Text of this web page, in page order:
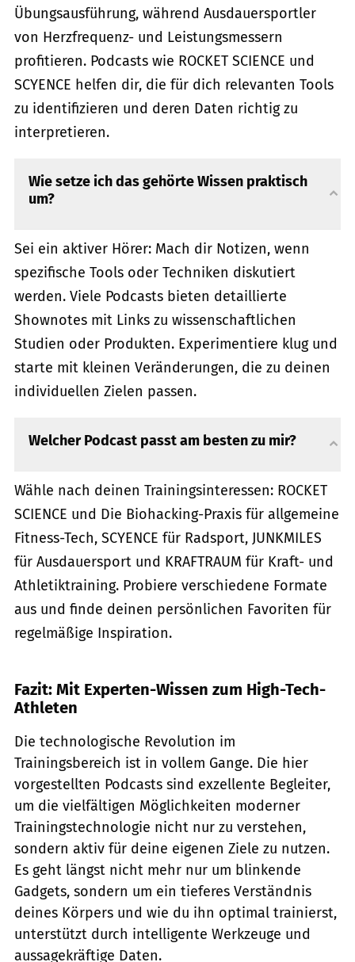
Übungsausführung, während Ausdauersportler
von Herzfrequenz- und Leistungsmessern
profitieren. Podcasts wie ROCKET SCIENCE und
SCYENCE helfen dir, die für dich relevanten Tools
zu identifizieren und deren Daten richtig zu
interpretieren.
Wie setze ich das gehörte Wissen praktisch
um?
Sei ein aktiver Hörer: Mach dir Notizen, wenn
spezifische Tools oder Techniken diskutiert
werden. Viele Podcasts bieten detaillierte
Shownotes mit Links zu wissenschaftlichen
Studien oder Produkten. Experimentiere klug und
starte mit kleinen Veränderungen, die zu deinen
individuellen Zielen passen.
Welcher Podcast passt am besten zu mir?
Wähle nach deinen Trainingsinteressen: ROCKET
SCIENCE und Die Biohacking-Praxis für allgemeine
Fitness-Tech, SCYENCE für Radsport, JUNKMILES
für Ausdauersport und KRAFTRAUM für Kraft- und
Athletiktraining. Probiere verschiedene Formate
aus und finde deinen persönlichen Favoriten für
regelmäßige Inspiration.
Fazit: Mit Experten-Wissen zum High-Tech-
Athleten
Die technologische Revolution im
Trainingsbereich ist in vollem Gange. Die hier
vorgestellten Podcasts sind exzellente Begleiter,
um die vielfältigen Möglichkeiten moderner
Trainingstechnologie nicht nur zu verstehen,
sondern aktiv für deine eigenen Ziele zu nutzen.
Es geht längst nicht mehr nur um blinkende
Gadgets, sondern um ein tieferes Verständnis
deines Körpers und wie du ihn optimal trainierst,
unterstützt durch intelligente Werkzeuge und
aussagekräftige Daten.